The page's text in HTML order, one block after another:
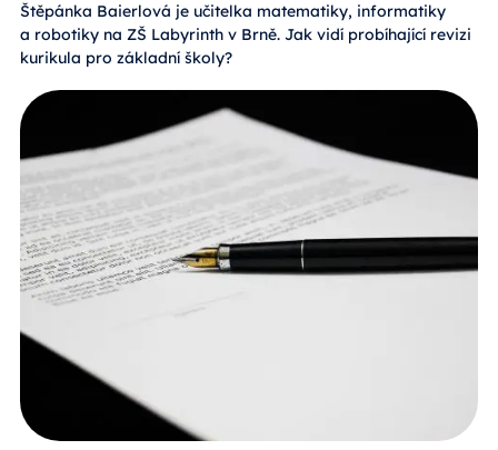
Štěpánka Baierlová je učitelka matematiky, informatiky
a robotiky na ZŠ Labyrinth v Brně. Jak vidí probíhající revizi
kurikula pro základní školy?